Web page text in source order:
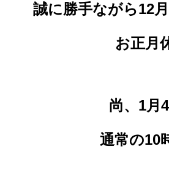
誠に勝手ながら12
お正月
尚、1月
通常の10